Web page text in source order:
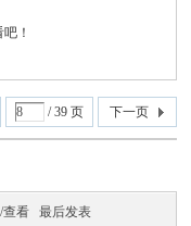
！
/ 39 页 下一页
查看 最后发表